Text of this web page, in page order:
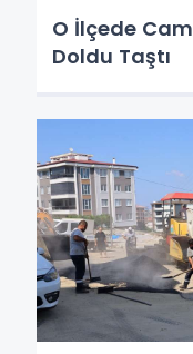
O İlçede
Doldu Taştı